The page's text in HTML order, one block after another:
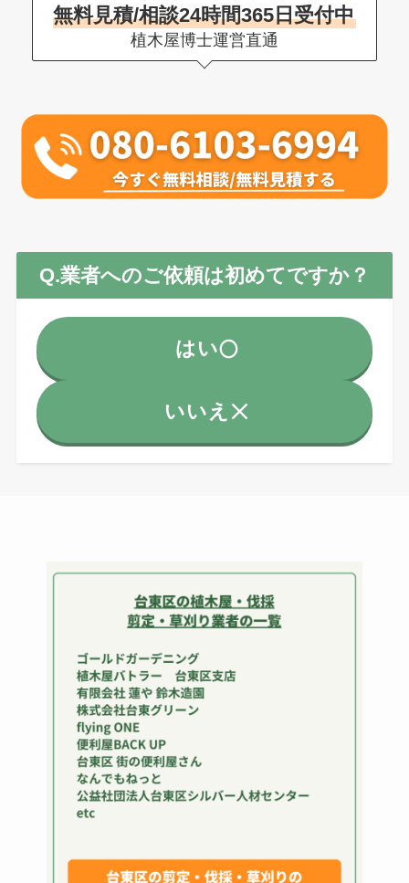
無料見積/相談24時間365日受付中
植木屋博士運営直通
Q.業者へのご依頼は初めてですか？
はい
いいえ